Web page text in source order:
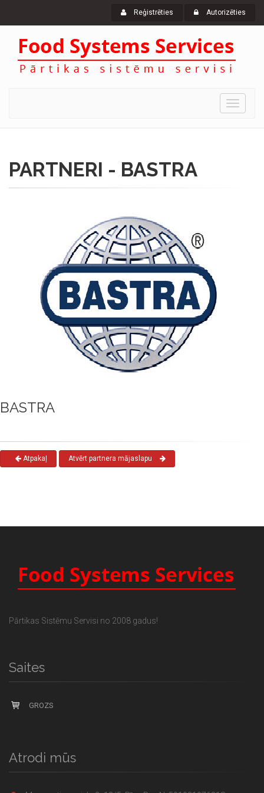
Reģistrēties Autorizēties
Izvērst
PARTNERI - BASTRA
BASTRA
Atpakaļ Atvērt partnera mājaslapu
Pārtikas Sistēmu Servisi no 2008 gadus!
Saites
GROZS
Atrodi mūs